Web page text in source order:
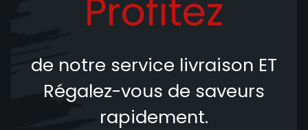
Profitez
de notre service livraison ET
Régalez-vous de saveurs
rapidement.